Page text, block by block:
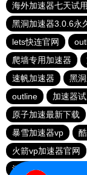
海外加速器七天试用
黑洞加速器3.0.6永
lets快连官网
爬墙专用加速器
速帆加速器
黑
outline
加速器
原子加速最新下载
暴雪加速器vp
火箭vp加速器官网
河马加速